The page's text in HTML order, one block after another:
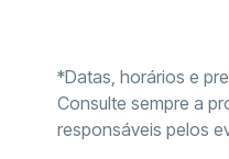
*Datas, horários e
Consulte sempre a
responsáveis pelos